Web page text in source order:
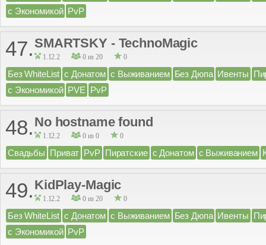
с Экономикой PvP
47. SMARTSKY - TechnoMagic
1.12.2 0 из 20 0
Без WhiteList с Донатом с Выживанием Без Дюпа Ивенты
с Экономикой PVE PvP
48. No hostname found
1.12.2 0 из 0 0
Свадьбы Приват PvP Пиратские с Донатом с Выживанием
49. KidPlay-Magic
1.12.2 0 из 20 0
Без WhiteList с Донатом с Выживанием Без Дюпа Ивенты
с Экономикой PvP